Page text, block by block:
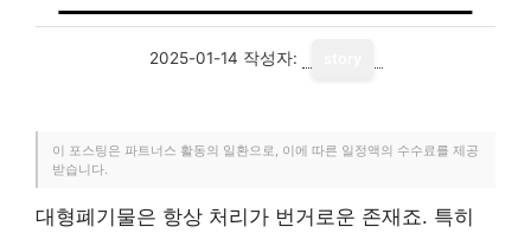
2025-01-14 작성자:
이 포스팅은 파트너스 활동의 일환으로, 이에 따른 일정액의 수수료를 제공
받습니다.
대형폐기물은 항상 처리가 번거로운 존재죠. 특히